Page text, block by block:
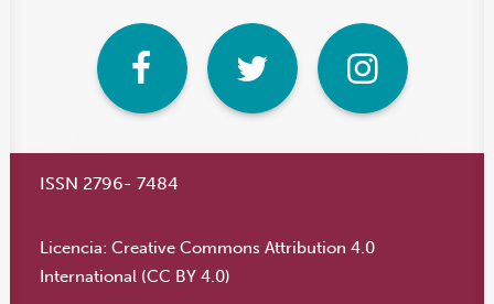
ISSN 2796- 7484
Licencia: Creative Commons Attribution 4.0
International (CC BY 4.0)